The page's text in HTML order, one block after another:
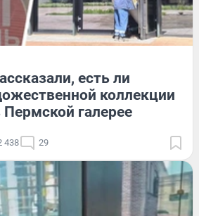
есть ли
коллекции
Пермской галерее
438 29